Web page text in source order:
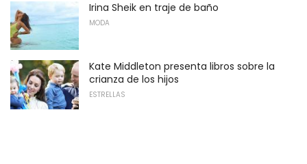
Irina Sheik en traje de baño
MODA
Kate Middleton presenta libros sobre la
crianza de los hijos
ESTRELLAS